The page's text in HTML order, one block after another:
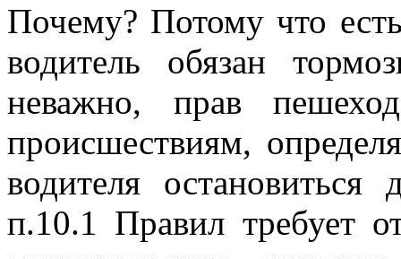
Почему? Потому что
водитель обязан
неважно, прав
происшествиям,
водителя
п.10.1 Правил требует